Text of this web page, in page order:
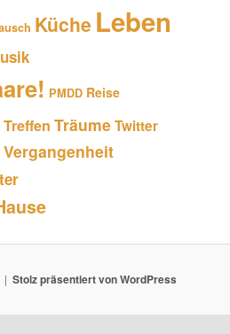
Küche Leben
PMDD Reise
Treffen TräumeTwitter
Vergangenheit
Stolz präsentiert von WordPress